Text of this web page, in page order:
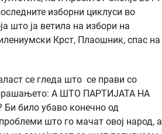
изборни циклуси во
што ја ветила на избори на
Крст, Плаошник, спас на
се гледа што се прави со
А ШТО ПАРТИЈАТА НА
било убаво конечно од
што го мачат овој народ, а